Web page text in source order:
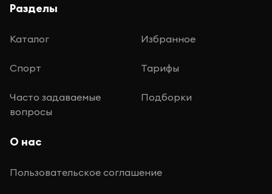
Разделы
Каталог Избранное
Спорт Тарифы
Часто задаваемые
вопросы
Подборки
О нас
Пользовательское соглашение